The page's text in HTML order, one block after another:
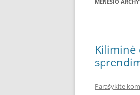
MĖNESIO
Kiliminė
Parašykite